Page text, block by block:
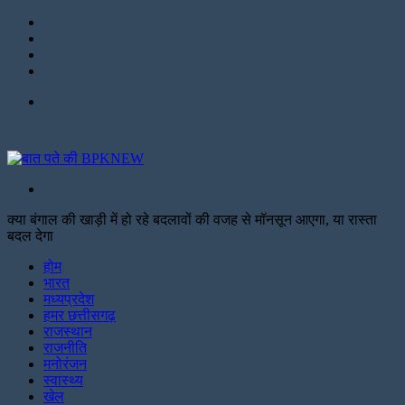
क्या बंगाल की खाड़ी में हो रहे बदलावों की वजह से मॉनसून आएगा, या रास्ता
बदल देगा
होम
भारत
मध्यप्रदेश
हमर छत्तीसगढ़
राजस्थान
राजनीति
मनोरंजन
स्वास्थ्य
खेल